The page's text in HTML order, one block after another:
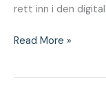
rett inn i den
Read More »